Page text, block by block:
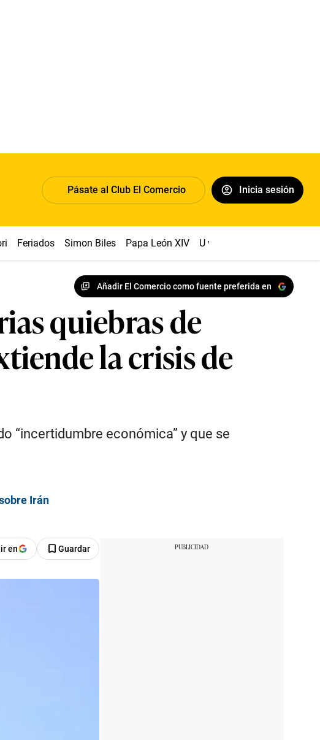
Pásate al Club El Comercio Inicia sesión
Feriados Simon Biles Papa León XIV U vs Cristal
Añadir El Comercio como fuente preferida en
quiebras de
la crisis de
“incertidumbre económica” y que se
Irán
en Guardar